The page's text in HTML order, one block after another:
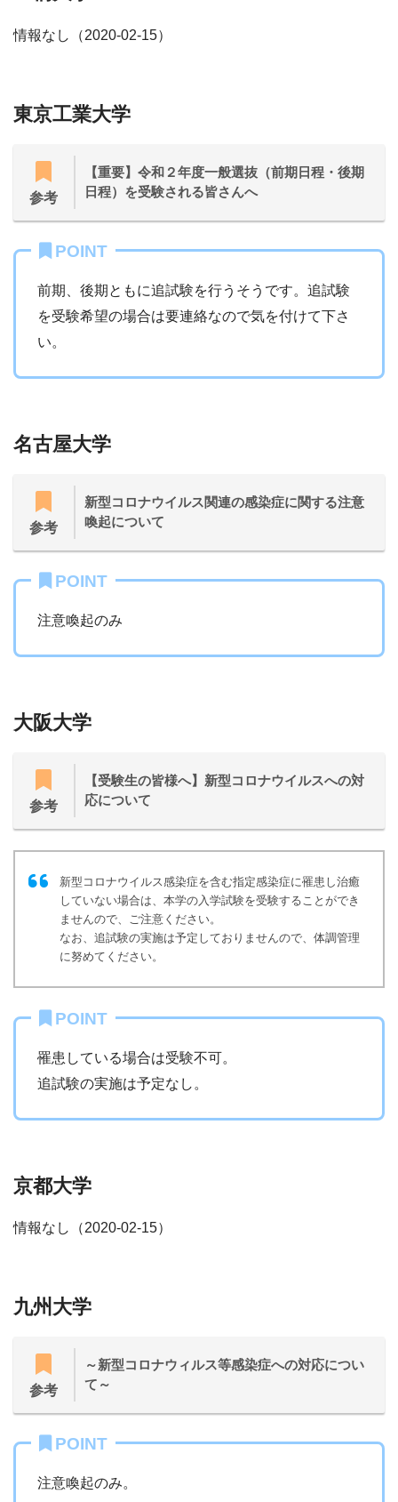
情報なし（2020-02-15）
東京工業大学
参考
【重要】令和２年度一般選抜（前期日程・後期
日程）を受験される皆さんへ
POINT
前期、後期ともに追試験を行うそうです。追試験
を受験希望の場合は要連絡なので気を付けて下さ
い。
名古屋大学
参考
新型コロナウイルス関連の感染症に関する注意
喚起について
POINT
注意喚起のみ
大阪大学
参考
【受験生の皆様へ】新型コロナウイルスへの対
応について
新型コロナウイルス感染症を含む指定感染症に罹患し治癒
していない場合は、本学の入学試験を受験することができ
ませんので、ご注意ください。
なお、追試験の実施は予定しておりませんので、体調管理
に努めてください。
POINT
罹患している場合は受験不可。
追試験の実施は予定なし。
京都大学
情報なし（2020-02-15）
九州大学
参考
～新型コロナウィルス等感染症への対応につい
て～
POINT
注意喚起のみ。